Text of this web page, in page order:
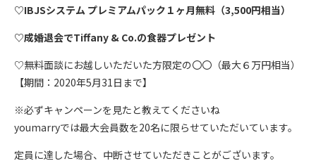
♡IBJSシステム プレミアムパック１ヶ月無料（3,500円相当）
♡成婚退会でTiffany & Co.の食器プレゼント
♡無料面談にお越しいただいた方限定の〇〇（最大６万円相当）
【期間：2020年5月31日まで】
※必ずキャンペーンを見たと教えてくださいね
youmarryでは最大会員数を20名に限らせていただいています。
定員に達した場合、中断させていただきことがございます。